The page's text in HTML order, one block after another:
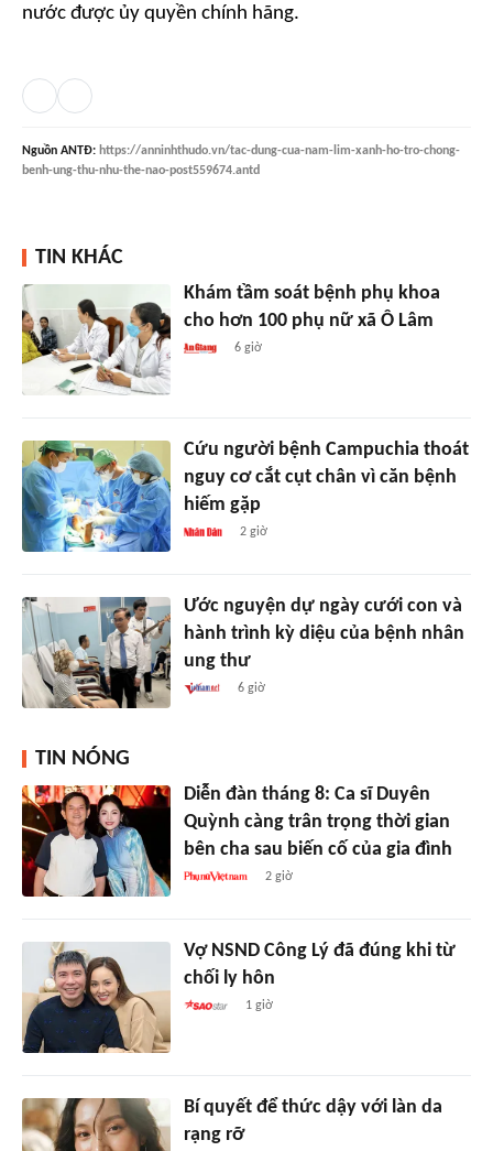
nước được ủy quyền chính hãng.
Nguồn ANTĐ: https://anninhthudo.vn/tac-dung-cua-nam-lim-xanh-ho-tro-chong-
benh-ung-thu-nhu-the-nao-post559674.antd
TIN KHÁC
Khám tầm soát bệnh phụ khoa
cho hơn 100 phụ nữ xã Ô Lâm
6 giờ
Cứu người bệnh Campuchia thoát
nguy cơ cắt cụt chân vì căn bệnh
hiếm gặp
2 giờ
Ước nguyện dự ngày cưới con và
hành trình kỳ diệu của bệnh nhân
ung thư
6 giờ
TIN NÓNG
Diễn đàn tháng 8: Ca sĩ Duyên
Quỳnh càng trân trọng thời gian
bên cha sau biến cố của gia đình
2 giờ
Vợ NSND Công Lý đã đúng khi từ
chối ly hôn
1 giờ
Bí quyết để thức dậy với làn da
rạng rỡ